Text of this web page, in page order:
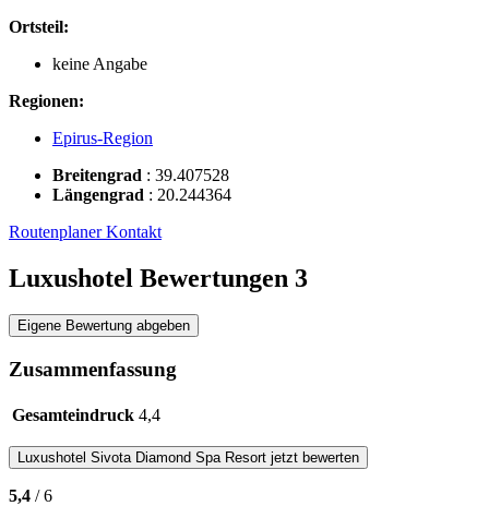
Ortsteil:
keine Angabe
Regionen:
Epirus-Region
Breitengrad : 39.407528
Längengrad : 20.244364
RoutenplanerKontakt
Luxushotel Bewertungen 3
Eigene Bewertung abgeben
Zusammenfassung
Gesamteindruck 4,4
Luxushotel Sivota Diamond Spa Resort jetzt bewerten
5,4 / 6